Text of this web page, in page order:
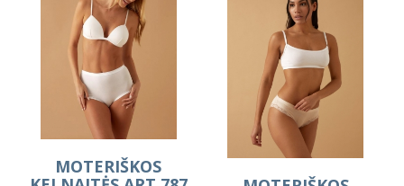
MOTERIŠKOS